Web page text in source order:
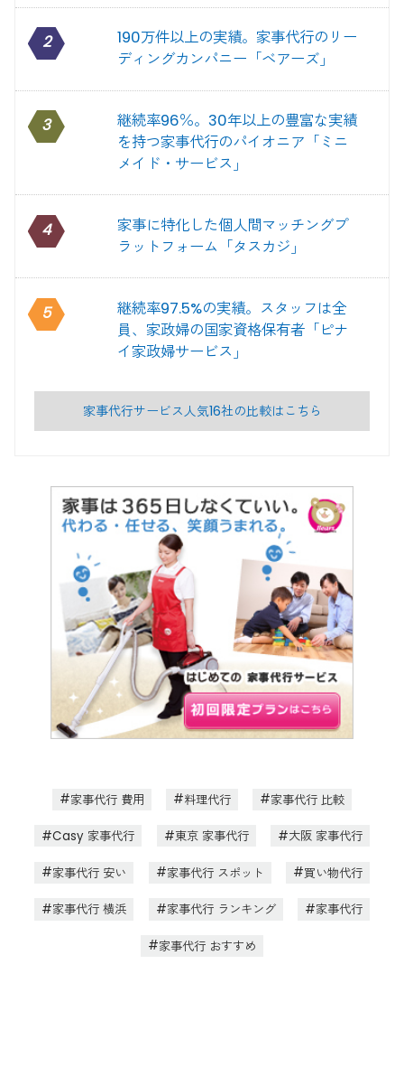
2
190万件以上の実績。家事代行のリー
ディングカンパニー「ベアーズ」
3
継続率96％。30年以上の豊富な実績
を持つ家事代行のパイオニア「ミニ
メイド・サービス」
4
家事に特化した個人間マッチングプ
ラットフォーム「タスカジ」
5
継続率97.5%の実績。スタッフは全
員、家政婦の国家資格保有者「ピナ
イ家政婦サービス」
家事代行サービス人気16社の比較はこちら
家事代行 費用 料理代行 家事代行 比較
Casy 家事代行 東京 家事代行 大阪 家事代行
家事代行 安い 家事代行 スポット 買い物代行
家事代行 横浜 家事代行 ランキング 家事代行
家事代行 おすすめ